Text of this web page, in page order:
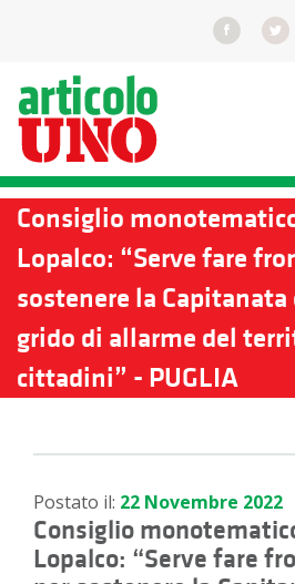
Consiglio
Lopalco: “Serve fare
sostenere la
grido di allarme del
cittadini” - PUGLIA
Postato il: 22 Novembre 2022
Consiglio
Lopalco: “Serve fare